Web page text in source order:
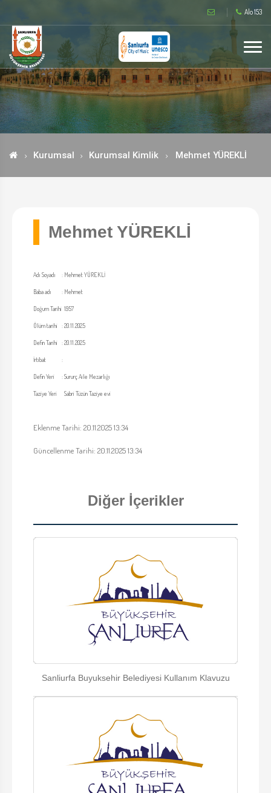
Alo 153
Kurumsal Kurumsal Kimlik Mehmet YÜREKLİ
Mehmet YÜREKLİ
Adı Soyadı : Mehmet YÜREKLİ
Baba adı : Mehmet
Doğum Tarihi 1957
Ölüm tarihi :20.11.2025
Defin Tarihi :20.11.2025
İrtibat :
Defin Yeri :Sururç Aile Mezarlığı
Taziye Yeri Sabri Tüzün Taziye evi
Eklenme Tarihi: 20.11.2025 13:34
Güncellenme Tarihi: 20.11.2025 13:34
Diğer İçerikler
Sanliurfa Buyuksehir Belediyesi Kullanım Klavuzu